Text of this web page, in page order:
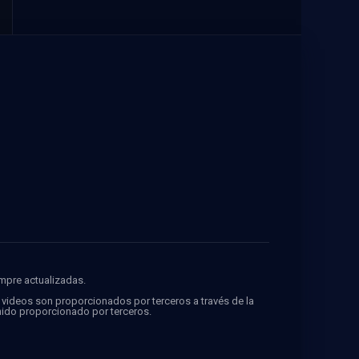
actualizadas.
son proporcionados por terceros a través de la
proporcionado por terceros.